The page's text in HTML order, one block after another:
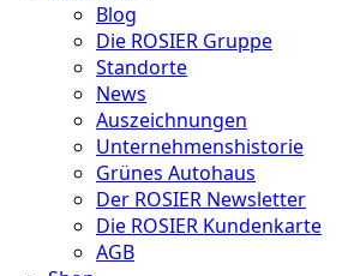
Blog
Die ROSIER Gruppe
Standorte
News
Auszeichnungen
Unternehmenshistorie
Grünes Autohaus
Der ROSIER Newsletter
Die ROSIER Kundenkarte
AGB